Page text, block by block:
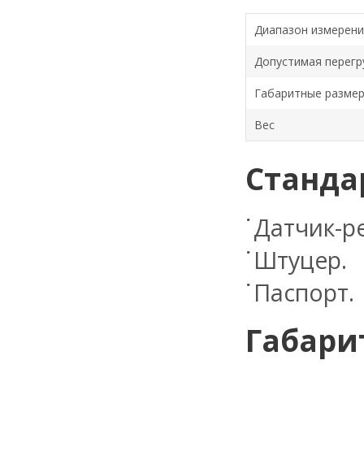
Диапазон
Допустимая
Габаритные
Вес
Датчик-
Штуцер.
Паспорт.